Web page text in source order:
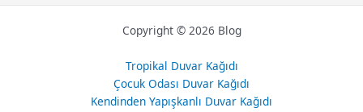
Copyright © 2026 Blog
Tropikal Duvar Kağıdı
Çocuk Odası Duvar Kağıdı
Kendinden Yapışkanlı Duvar Kağıdı